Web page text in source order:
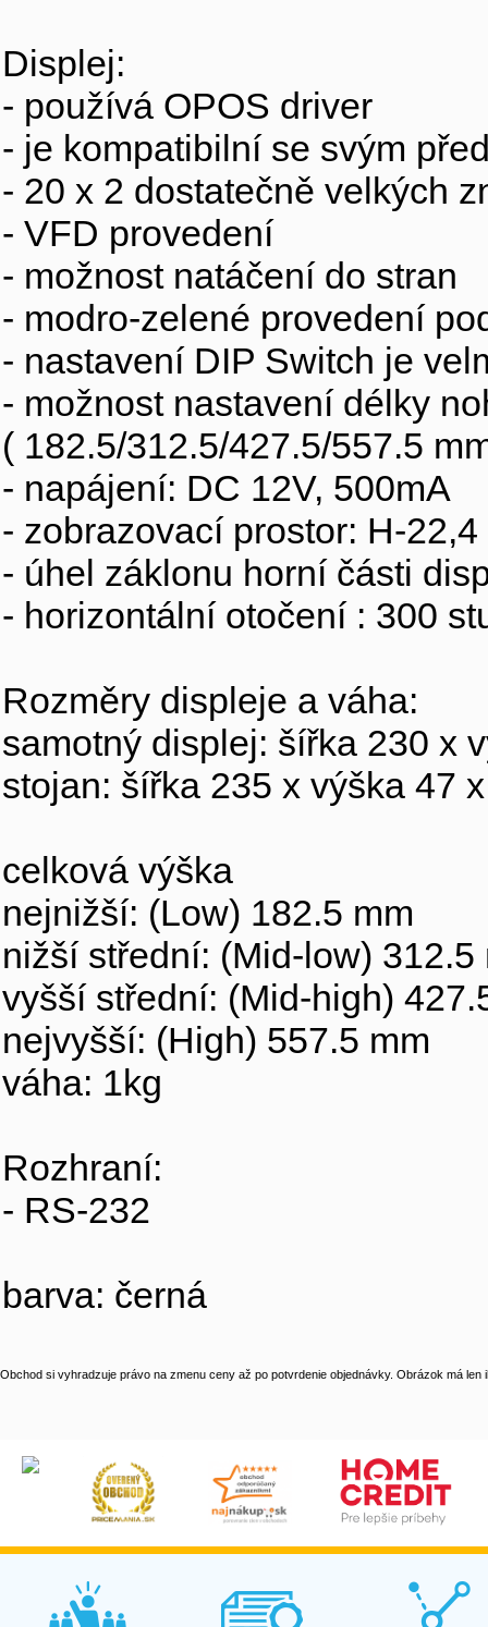
Displej:
- používá OPOS driver
- je kompatibilní se svým
- 20 x 2 dostatečně velkých
- VFD provedení
- možnost natáčení do stran
- modro-zelené provedení
- nastavení DIP Switch je
- možnost nastavení délky
( 182.5/312.5/427.5/557.5
- napájení: DC 12V, 500mA
- zobrazovací prostor: H-
- úhel záklonu horní části
- horizontální otočení : 300
Rozměry displeje a váha:
samotný displej: šířka 230 x
stojan: šířka 235 x výška 47
celková výška
nejnižší: (Low) 182.5 mm
nižší střední: (Mid-low) 312.5
vyšší střední: (Mid-high)
nejvyšší: (High) 557.5 mm
váha: 1kg
Rozhraní:
- RS-232
barva: černá
Obchod si vyhradzuje právo na zmenu ceny až po potvrdenie objednávky. Obrázok má len